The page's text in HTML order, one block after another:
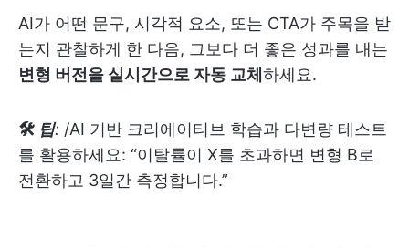
AI가 어떤 문구, 시각적 요소, 또는 CTA가 주목을 받
는지 관찰하게 한 다음, 그보다 더 좋은 성과를 내는
변형 버전을 실시간으로 자동 교체 하세요.
🛠 팁: /AI 기반 크리에이티브 학습과 다변량 테스트
를 활용하세요: “이탈률이 X를 초과하면 변형 B로
전환하고 3일간 측정합니다.”